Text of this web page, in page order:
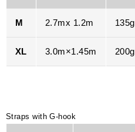
M 2.7mx 1.2m 135g
XL 3.0m×1.45m 200g
Straps with G-hook